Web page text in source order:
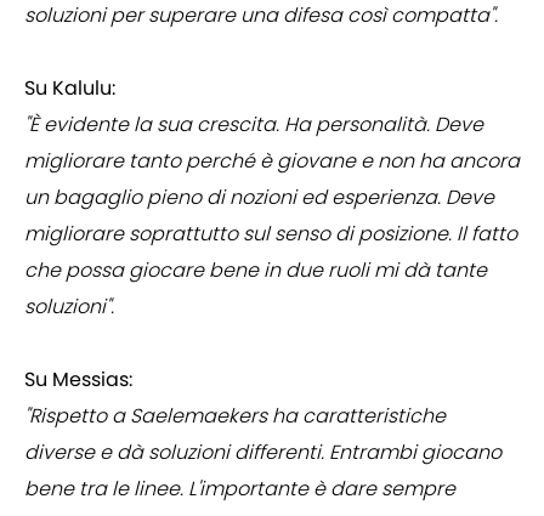
soluzioni per superare una difesa così compatta".
Su Kalulu:
"È evidente la sua crescita. Ha personalità. Deve
migliorare tanto perché è giovane e non ha ancora
un bagaglio pieno di nozioni ed esperienza. Deve
migliorare soprattutto sul senso di posizione. Il fatto
che possa giocare bene in due ruoli mi dà tante
soluzioni".
Su Messias:
"Rispetto a Saelemaekers ha caratteristiche
diverse e dà soluzioni differenti. Entrambi giocano
bene tra le linee. L'importante è dare sempre